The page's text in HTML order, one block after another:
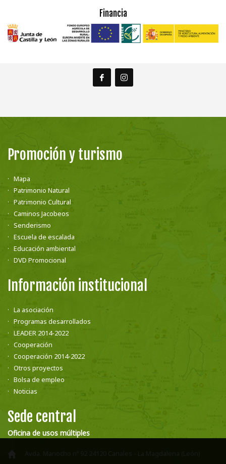
Financia
Promoción y turismo
Mapa
Patrimonio Natural
Patrimonio Cultural
Caminos Jacobeos
Senderismo
Escuela de escalada
Educación ambiental
DVD Promocional
Información institucional
La asociación
Programas desarrollados
LEADER 2014-2022
Cooperación
Cooperación 2014-2022
Otros proyectos
Bolsa de empleo
Noticias
Sede central
Oficina de usos múltiples
Avda. Manocho nº 92 24120 Canales - La Magdalena (León)